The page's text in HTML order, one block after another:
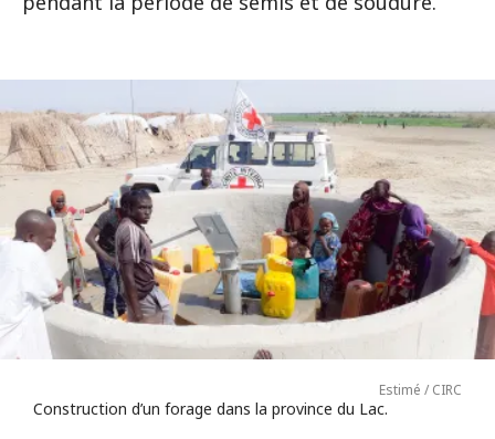
Estimé / CIRC
Construction d’un forage dans la province du Lac.